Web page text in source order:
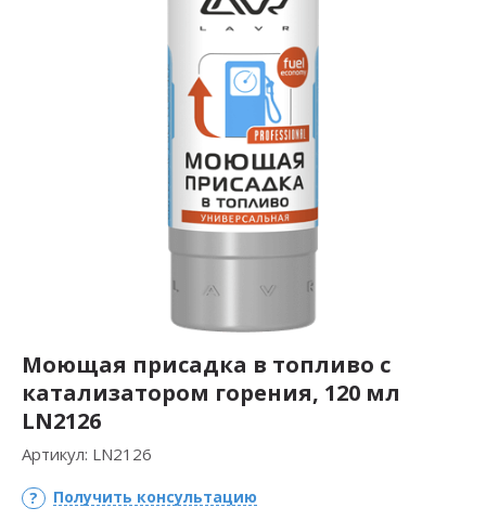
Моющая присадка в топливо с
катализатором горения, 120 мл
LN2126
Артикул: LN2126
Получить консультацию